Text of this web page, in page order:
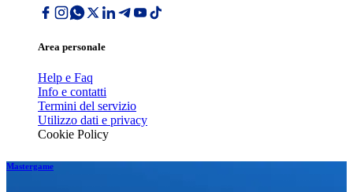
Area personale
Help e Faq
Info e contatti
Termini del servizio
Utilizzo dati e privacy
Cookie Policy
Mastergame